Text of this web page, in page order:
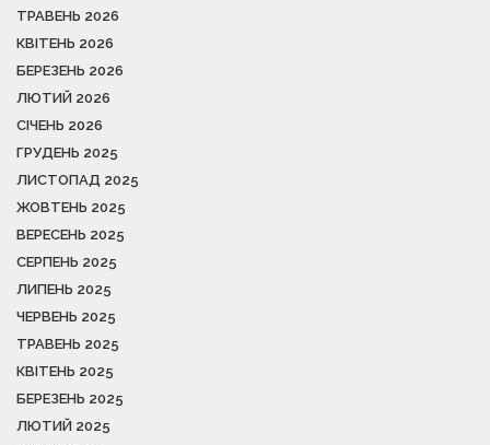
ТРАВЕНЬ 2026
КВІТЕНЬ 2026
БЕРЕЗЕНЬ 2026
ЛЮТИЙ 2026
СІЧЕНЬ 2026
ГРУДЕНЬ 2025
ЛИСТОПАД 2025
ЖОВТЕНЬ 2025
ВЕРЕСЕНЬ 2025
СЕРПЕНЬ 2025
ЛИПЕНЬ 2025
ЧЕРВЕНЬ 2025
ТРАВЕНЬ 2025
КВІТЕНЬ 2025
БЕРЕЗЕНЬ 2025
ЛЮТИЙ 2025